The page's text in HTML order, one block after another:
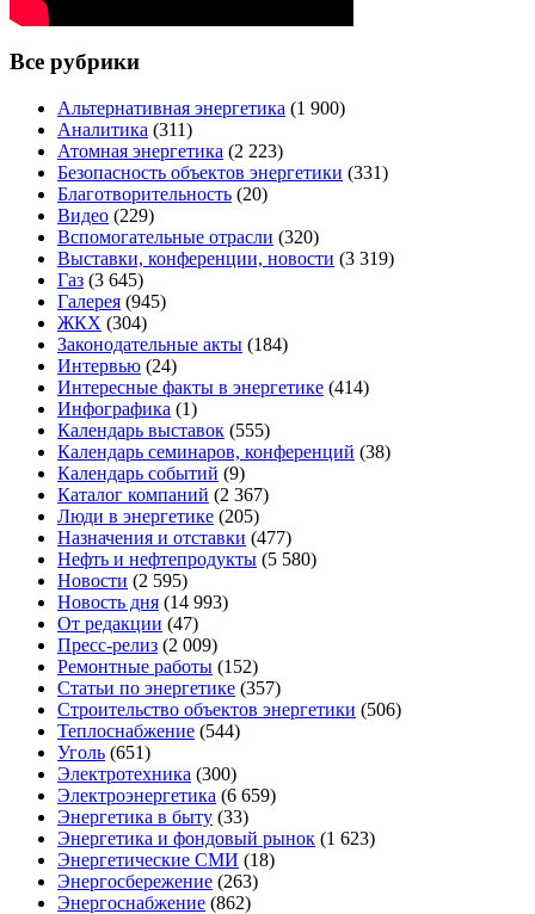
Все рубрики
Альтернативная энергетика (1 900)
Аналитика (311)
Атомная энергетика (2 223)
Безопасность объектов энергетики (331)
Благотворительность (20)
Видео (229)
Вспомогательные отрасли (320)
Выставки, конференции, новости (3 319)
Газ (3 645)
Галерея (945)
ЖКХ (304)
Законодательные акты (184)
Интервью (24)
Интересные факты в энергетике (414)
Инфографика (1)
Календарь выставок (555)
Календарь семинаров, конференций (38)
Календарь событий (9)
Каталог компаний (2 367)
Люди в энергетике (205)
Назначения и отставки (477)
Нефть и нефтепродукты (5 580)
Новости (2 595)
Новость дня (14 993)
От редакции (47)
Пресс-релиз (2 009)
Ремонтные работы (152)
Статьи по энергетике (357)
Строительство объектов энергетики (506)
Теплоснабжение (544)
Уголь (651)
Электротехника (300)
Электроэнергетика (6 659)
Энергетика в быту (33)
Энергетика и фондовый рынок (1 623)
Энергетические СМИ (18)
Энергосбережение (263)
Энергоснабжение (862)